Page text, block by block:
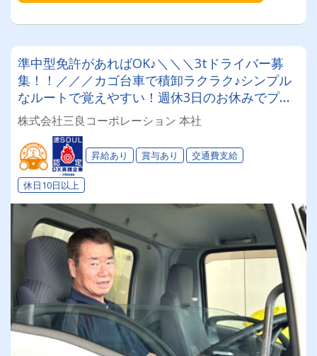
準中型免許があればOK♪＼＼＼3tドライバー募
集！！／／／カゴ台車で積卸ラクラク♪シンプル
なルートで覚えやすい！週休3日のお休みでプラ
イベート充実★しっかりリフレッシュ！【賞与年
2回/昇給/月給25万円～！】
株式会社三良コーポレーション 本社
昇給あり 賞与あり 交通費支給
休日10日以上